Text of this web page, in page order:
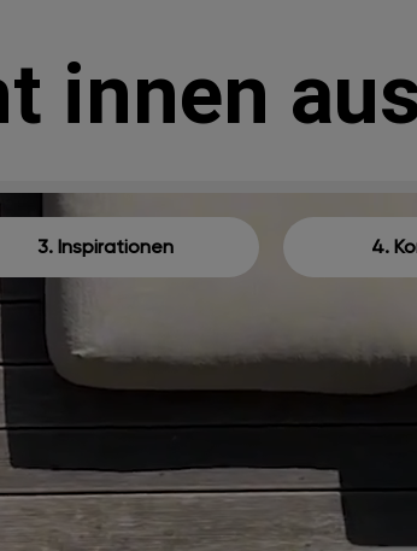
innen
3. Inspirationen 4.